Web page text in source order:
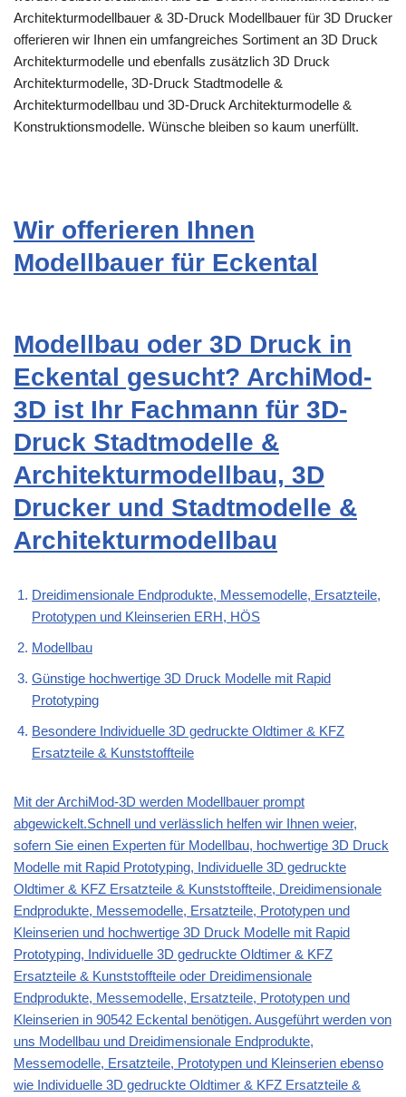
Architekturmodellbauer & 3D-Druck Modellbauer für 3D Drucker
offerieren wir Ihnen ein umfangreiches Sortiment an 3D Druck
Architekturmodelle und ebenfalls zusätzlich 3D Druck
Architekturmodelle, 3D-Druck Stadtmodelle &
Architekturmodellbau und 3D-Druck Architekturmodelle &
Konstruktionsmodelle. Wünsche bleiben so kaum unerfüllt.
Wir offerieren Ihnen
Modellbauer für Eckental
Modellbau oder 3D Druck in
Eckental gesucht? ArchiMod-
3D ist Ihr Fachmann für 3D-
Druck Stadtmodelle &
Architekturmodellbau, 3D
Drucker und Stadtmodelle &
Architekturmodellbau
Dreidimensionale Endprodukte, Messemodelle, Ersatzteile,
Prototypen und Kleinserien ERH, HÖS
Modellbau
Günstige hochwertige 3D Druck Modelle mit Rapid
Prototyping
Besondere Individuelle 3D gedruckte Oldtimer & KFZ
Ersatzteile & Kunststoffteile
Mit der ArchiMod-3D werden Modellbauer prompt
abgewickelt.Schnell und verlässlich helfen wir Ihnen weier,
sofern Sie einen Experten für Modellbau, hochwertige 3D Druck
Modelle mit Rapid Prototyping, Individuelle 3D gedruckte
Oldtimer & KFZ Ersatzteile & Kunststoffteile, Dreidimensionale
Endprodukte, Messemodelle, Ersatzteile, Prototypen und
Kleinserien und hochwertige 3D Druck Modelle mit Rapid
Prototyping, Individuelle 3D gedruckte Oldtimer & KFZ
Ersatzteile & Kunststoffteile oder Dreidimensionale
Endprodukte, Messemodelle, Ersatzteile, Prototypen und
Kleinserien in 90542 Eckental benötigen. Ausgeführt werden von
uns Modellbau und Dreidimensionale Endprodukte,
Messemodelle, Ersatzteile, Prototypen und Kleinserien ebenso
wie Individuelle 3D gedruckte Oldtimer & KFZ Ersatzteile &